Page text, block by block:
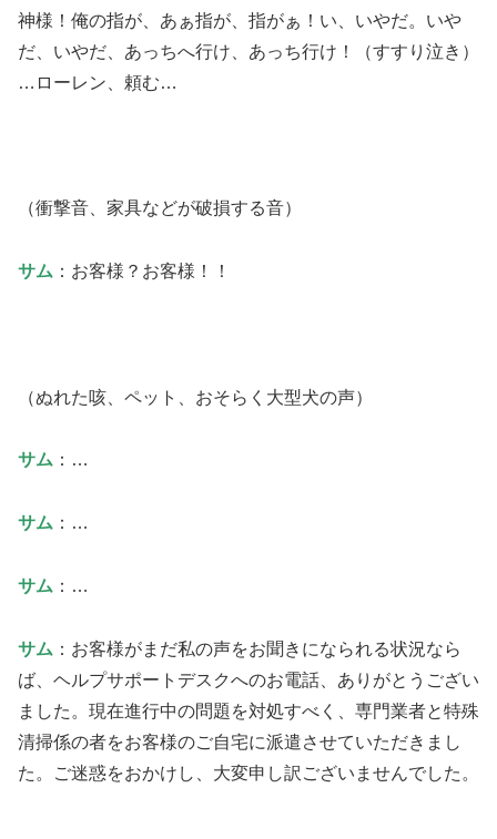
神様！俺の指が、あぁ指が、指がぁ！い、いやだ。いや
だ、いやだ、あっちへ行け、あっち行け！（すすり泣き）
…ローレン、頼む…
（衝撃音、家具などが破損する音）
サム ：お客様？お客様！！
（ぬれた咳、ペット、おそらく大型犬の声）
サム ：…
サム ：…
サム ：…
サム ：お客様がまだ私の声をお聞きになられる状況なら
ば、ヘルプサポートデスクへのお電話、ありがとうござい
ました。現在進行中の問題を対処すべく、専門業者と特殊
清掃係の者をお客様のご自宅に派遣させていただきまし
た。ご迷惑をおかけし、大変申し訳ございませんでした。